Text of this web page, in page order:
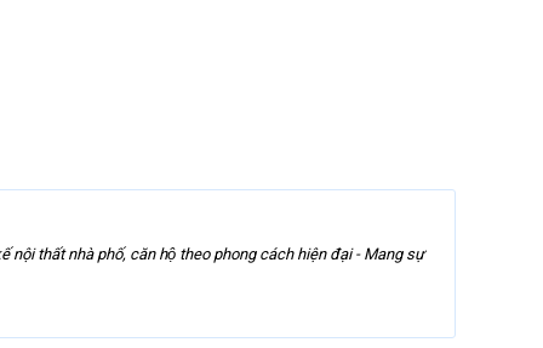
nội thất nhà phố, căn hộ theo phong cách hiện đại - Mang sự